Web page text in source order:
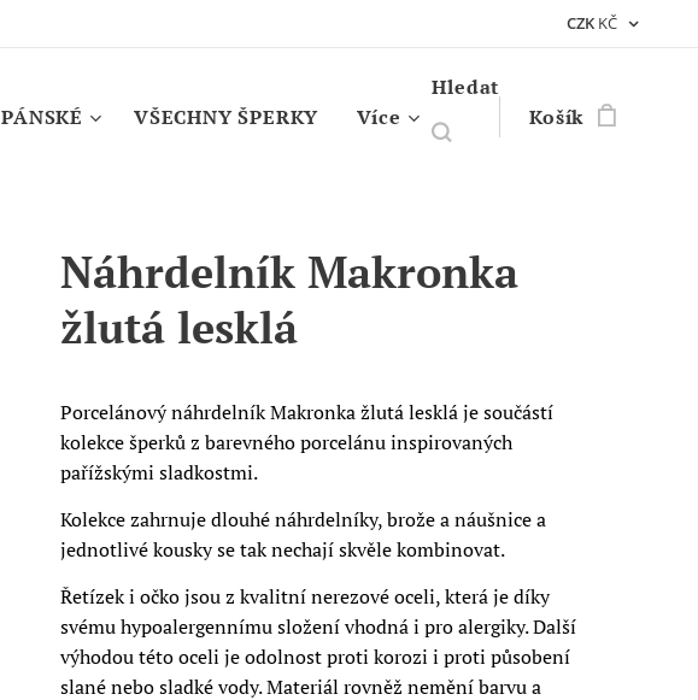
CZK KČ
PÁNSKÉ VŠECHNY ŠPERKY Více
Hledat
Košík
Náhrdelník Makronka
žlutá lesklá
Porcelánový náhrdelník Makronka žlutá lesklá je součástí
kolekce šperků z barevného porcelánu inspirovaných
pařížskými sladkostmi.
Kolekce zahrnuje dlouhé náhrdelníky, brože a náušnice a
jednotlivé kousky se tak nechají skvěle kombinovat.
Řetízek i očko jsou z kvalitní nerezové oceli, která je díky
svému hypoalergennímu složení vhodná i pro alergiky. Další
výhodou této oceli je odolnost proti korozi i proti působení
slané nebo sladké vody. Materiál rovněž nemění barvu a